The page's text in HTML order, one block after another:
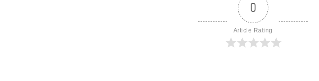
0
Article Rating